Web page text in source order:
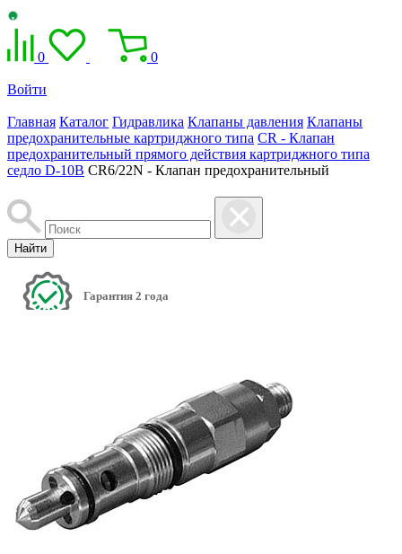
0 0
Войти
Главная Каталог Гидравлика Клапаны давления Клапаны
предохранительные картриджного типа CR - Клапан
предохранительный прямого действия картриджного типа
седло D-10B CR6/22N - Клапан предохранительный
Найти
Гарантия 2 года